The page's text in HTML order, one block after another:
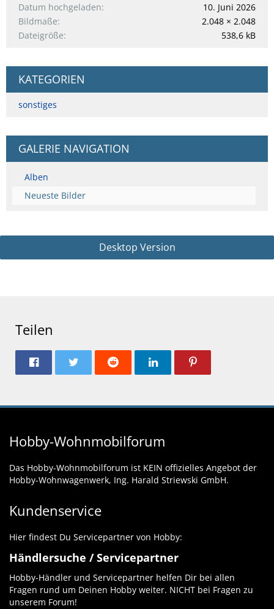
Datum hochgeladen
10. Juni 2026
Bildmaße
2.048 × 2.048
Dateigröße
538,6 kB
KATEGORIEN
sonstiges
GALERIE NAVIGATION
Alben
Neueste Bilder
Desktop Version
Teilen
Hobby-Wohnmobilforum
Das Hobby-Wohnmobilforum ist KEIN offizielles Angebot der
Hobby-Wohnwagenwerk, Ing. Harald Striewski GmbH.
Kundenservice
Hier findest Du Servicepartner von Hobby:
Händlersuche / Servicepartner
Hobby-Händler und Servicepartner helfen Dir bei allen
Fragen rund um Deinen Hobby weiter. NICHT bei Fragen zu
unserem Forum!